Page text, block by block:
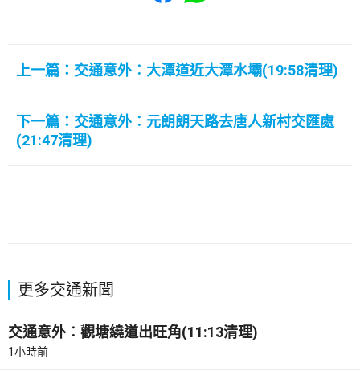
上一篇：交通意外︰大潭道近大潭水壩(19:58清理)
下一篇：交通意外︰元朗朗天路去唐人新村交匯處
(21:47清理)
更多交通新聞
交通意外︰觀塘繞道出旺角(11:13清理)
1小時前